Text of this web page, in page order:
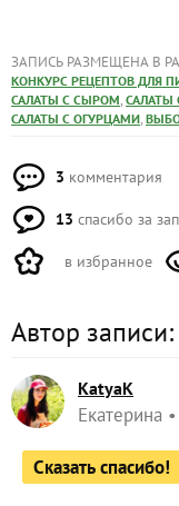
ЗАПИСЬ РАЗМЕЩЕНА В
КОНКУРС РЕЦЕПТОВ ДЛЯ
САЛАТЫ С СЫРОМ,
САЛАТЫ С ОГУРЦАМИ,
3 комментария
13 спасибо за
в избранное
Автор записи:
KatyaK
Екатерина
Сказать спасибо!